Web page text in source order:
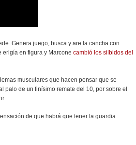
Genera juego, busca y are la cancha con
erigía en figura y Marcone cambió los silbidos del
musculares que hacen pensar que se
palo de un finísimo remate del 10, por sobre el
de que habrá que tener la guardia